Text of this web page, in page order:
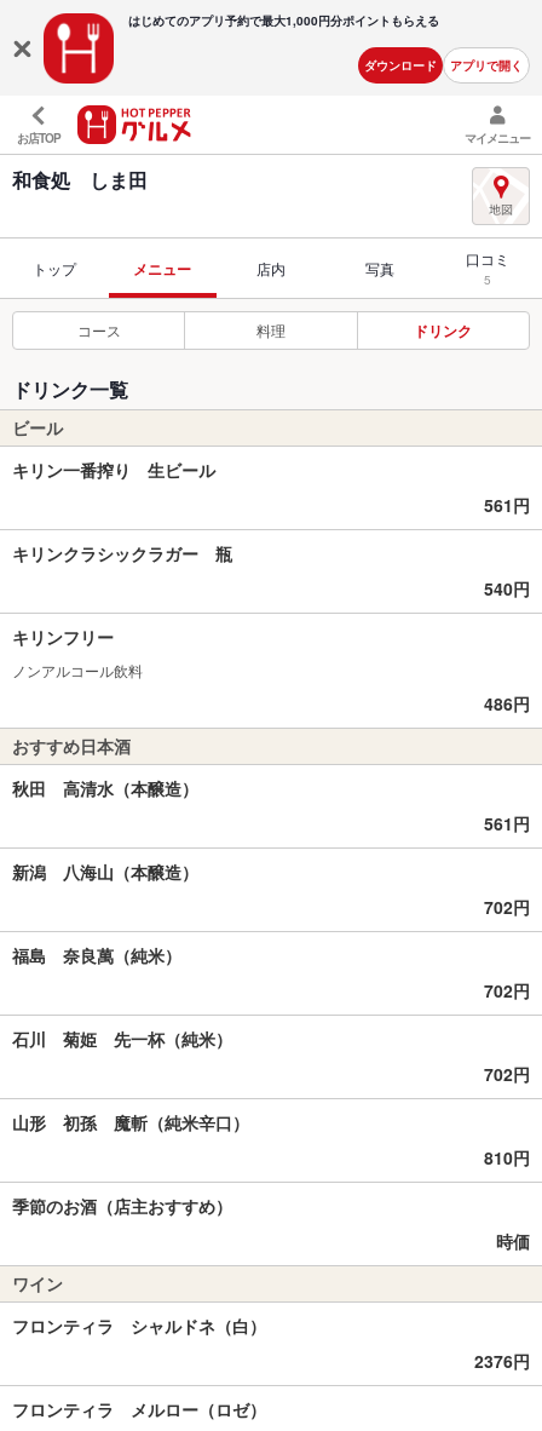
はじめてのアプリ予約で最大1,000円分ポイントもらえる
ダウンロード アプリで開く
お店TOP マイメニュー
和食処 しま田
トップ メニュー 店内 写真 口コミ
5
コース 料理 ドリンク
ドリンク一覧
ビール
キリン一番搾り 生ビール
561円
キリンクラシックラガー 瓶
540円
キリンフリー
ノンアルコール飲料
486円
おすすめ日本酒
秋田 高清水（本醸造）
561円
新潟 八海山（本醸造）
702円
福島 奈良萬（純米）
702円
石川 菊姫 先一杯（純米）
702円
山形 初孫 魔斬（純米辛口）
810円
季節のお酒（店主おすすめ）
時価
ワイン
フロンティラ シャルドネ（白）
2376円
フロンティラ メルロー（ロゼ）